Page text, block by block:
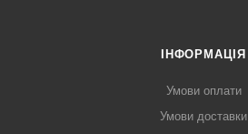
ІНФОРМАЦІЯ
Умови оплати
Умови доставки